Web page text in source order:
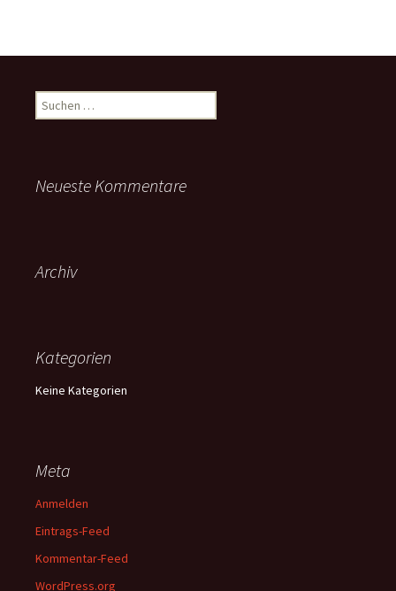
Suchen
nach:
Neueste Kommentare
Archiv
Kategorien
Keine Kategorien
Meta
Anmelden
Eintrags-Feed
Kommentar-Feed
WordPress.org